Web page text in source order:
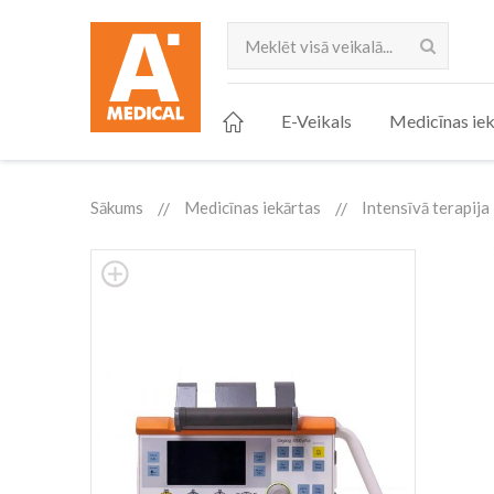
Meklēt
E-Veikals Medicīnas
Sākums Medicīnas iekārtas Intensīvā terapija
Skip
to